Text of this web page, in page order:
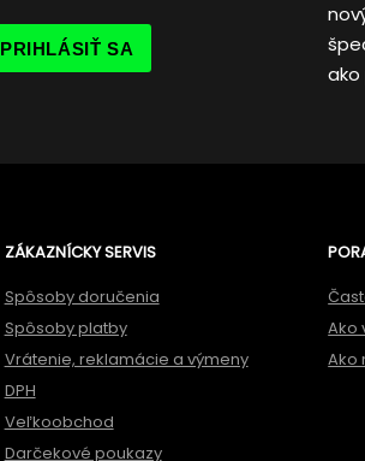
PRIHLÁSIŤ SA
ako
ZÁKAZNÍCKY SERVIS
Spôsoby doručenia
Spôsoby platby
Vrátenie, reklamácie a výmeny
DPH
Veľkoobchod
Darčekové poukazy
Ako
Ako